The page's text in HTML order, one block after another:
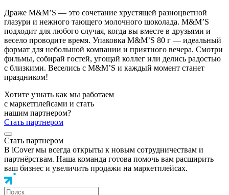
Драже M&M’S — это сочетание хрустящей разноцветной
глазури и нежного тающего молочного шоколада. M&M’S
подходит для любого случая, когда вы вместе в друзьями и
весело проводите время. Упаковка M&M’S 80 г — идеальный
формат для небольшой компании и приятного вечера. Смотри
фильмы, собирай гостей, угощай коллег или делись радостью
с близкими. Веселись с M&M’S и каждый момент станет
праздником!
Хотите узнать как мы работаем
с маркетплейсами и стать
нашим партнером?
Стать партнером
Стать партнером
В iCover мы всегда открыты к новым сотрудничествам и
партнёрствам. Наша команда готова помочь вам расширить
ваш бизнес и увеличить продажи на маркетплейсах.